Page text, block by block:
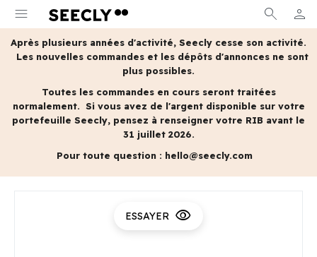
menu search person
MON
Après plusieurs années d'activité, Seecly cesse son activité.
Les nouvelles commandes et les dépôts d'annonces ne sont
plus possibles.
Toutes les commandes en cours seront traitées
normalement. Si vous avez de l'argent disponible sur votre
portefeuille Seecly, pensez à renseigner votre RIB avant le
31 juillet 2026.
Pour toute question : hello@seecly.com
ESSAYER visibility